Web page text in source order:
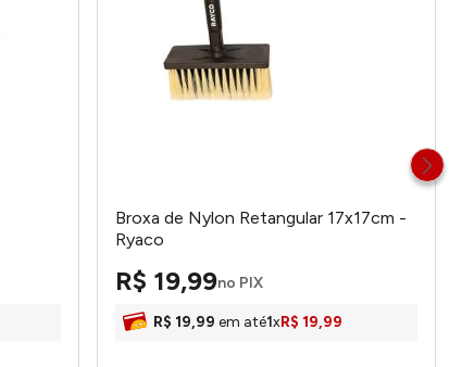
Broxa de Nylon Retangular 17x17cm -
Ryaco
R$ 19,99no PIX
R$ 19,99 em até1xR$ 19,99